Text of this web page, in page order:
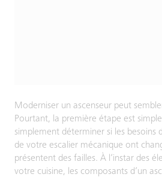
Moderniser un ascenseur peut
Pourtant, la première étape est
simplement déterminer si les besoins
de votre escalier mécanique ont
présentent des failles. À l’instar des
votre cuisine, les composants d’un